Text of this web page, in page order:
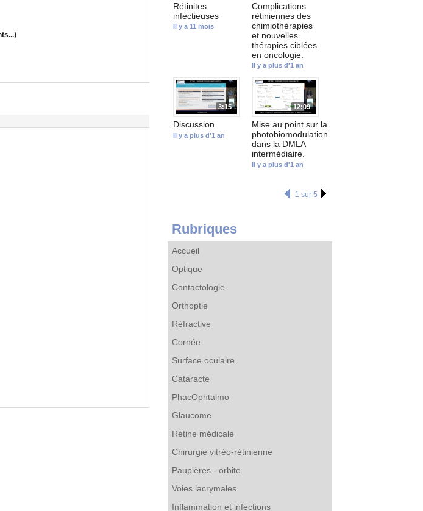
Rétinites
infectieuses
Il y a 11 mois
Complications
rétiniennes des
chimiothérapies
et nouvelles
thérapies ciblées
en oncologie.
Il y a plus d'1 an
3:15
Discussion
Il y a plus d'1 an
12:09
Mise au point sur la
photobiomodulation
dans la DMLA
intermédiaire.
Il y a plus d'1 an
1 sur 5
Rubriques
Accueil
Optique
Contactologie
Orthoptie
Réfractive
Cornée
Surface oculaire
Cataracte
PhacOphtalmo
Glaucome
Rétine médicale
Chirurgie vitréo-rétinienne
Paupières - orbite
Voies lacrymales
Inflammation et infections